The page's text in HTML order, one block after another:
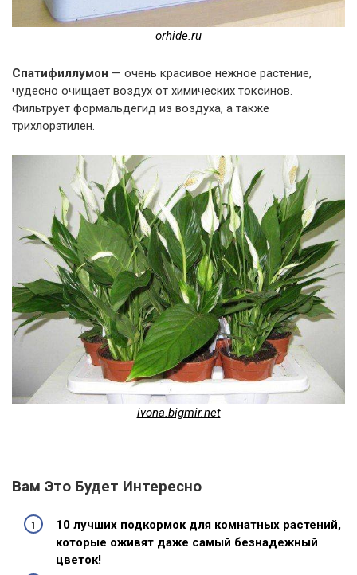
orhide.ru
Спатифиллумон — очень красивое нежное растение,
чудесно очищает воздух от химических токсинов.
Фильтрует формальдегид из воздуха, а также
трихлорэтилен.
ivona.bigmir.net
Вам Это Будет Интересно
10 лучших подкормок для комнатных растений,
которые оживят даже самый безнадежный
цветок!